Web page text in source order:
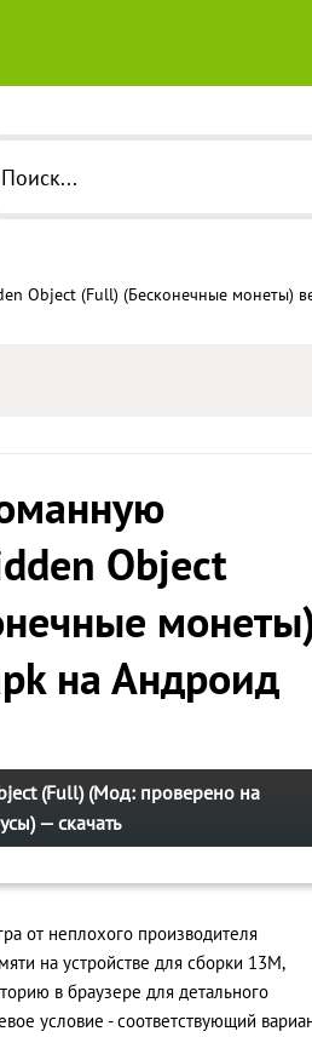
Object (Full) (Бесконечные монеты)
Object
на Андроид
(Full) (Мод: проверено на
— скачать
от неплохого производителя
на устройстве для сборки 13M,
в браузере для детального
условие - соответствующий